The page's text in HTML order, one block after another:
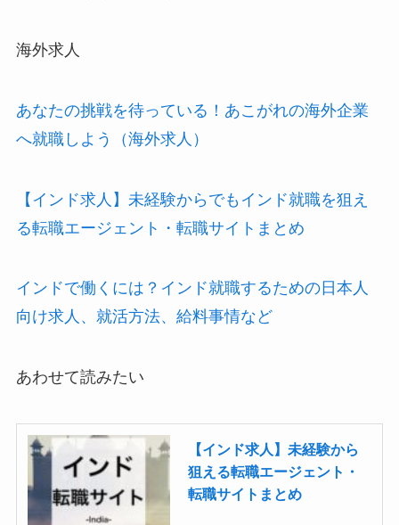
海外求人
あなたの挑戦を待っている！あこがれの海外企業
へ就職しよう（海外求人）
【インド求人】未経験からでもインド就職を狙え
る転職エージェント・転職サイトまとめ
インドで働くには？インド就職するための日本人
向け求人、就活方法、給料事情など
あわせて読みたい
【インド求人】未経験から
狙える転職エージェント・
転職サイトまとめ